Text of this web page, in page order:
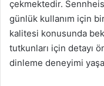
çekmektedir.
günlük kullanım için
kalitesi konusunda
tutkunları için detayı
dinleme deneyimi